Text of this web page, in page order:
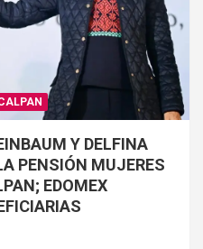
Y DELFINA
PENSIÓN MUJERES
EDOMEX